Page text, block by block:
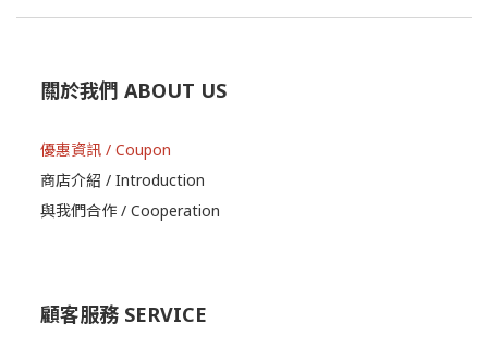
關於我們 ABOUT US
優惠資訊 / Coupon
商店介紹 / Introduction
與我們合作 / Cooperation
顧客服務 SERVICE